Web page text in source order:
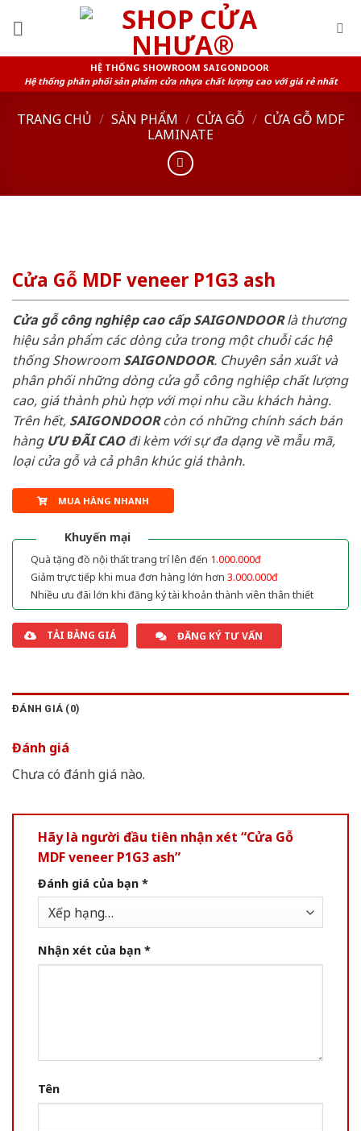
HỆ THỐNG SHOWROOM SAIGONDOOR
Hệ thống phân phối sản phẩm cửa nhựa chất lượng cao với giá rẻ nhất
TRANG CHỦ / SẢN PHẨM / CỬA GỖ / CỬA GỖ MDF
LAMINATE
Cửa Gỗ MDF veneer P1G3 ash
Cửa gỗ công nghiệp cao cấp SAIGONDOORlà thương
hiệu sản phẩm các dòng cửa trong một chuỗi các hệ
thống ShowroomSAIGONDOOR. Chuyên sản xuất và
phân phối những dòng cửa gỗ công nghiệp chất lượng
cao, giá thành phù hợp với mọi nhu cầu khách hàng.
Trên hết, SAIGONDOORcòn có những chính sách bán
hàng ƯU ĐÃI CAOđi kèm với sự đa dạng về mẫu mã,
loại cửa gỗ và cả phân khúc giá thành.
MUA HÀNG NHANH
Khuyến mại
Quà tặng đồ nội thất trang trí lên đến 1.000.000đ
Giảm trực tiếp khi mua đơn hàng lớn hơn 3.000.000đ
Nhiều ưu đãi lớn khi đăng ký tài khoản thành viên thân thiết
TẢI BẢNG GIÁ ĐĂNG KÝ TƯ VẤN
ĐÁNH GIÁ (0)
Đánh giá
Chưa có đánh giá nào.
Hãy là người đầu tiên nhận xét “Cửa Gỗ
MDF veneer P1G3 ash”
Đánh giá của bạn *
Nhận xét của bạn *
Tên